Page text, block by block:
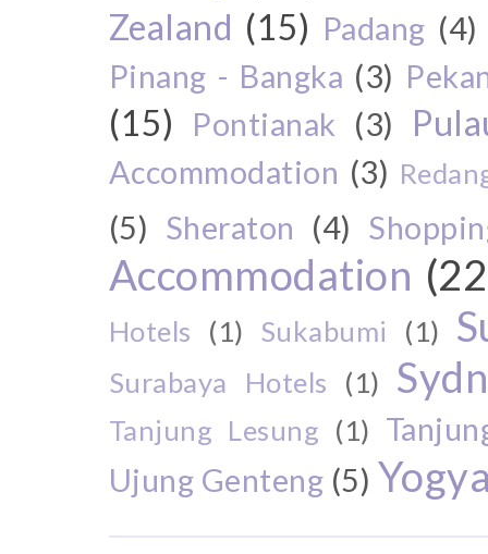
Zealand (15) Padang (4)
Pinang - Bangka (3)
(15) Pontianak (3)
Accommodation (3)
(5) Sheraton (4)
Accommodation
Hotels (1) Sukabumi (1)
Surabaya Hotels (1)
Tanjung Lesung (1)
Ujung Genteng (5)